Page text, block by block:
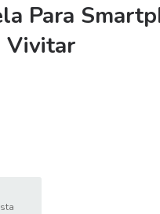
Para
Vivitar